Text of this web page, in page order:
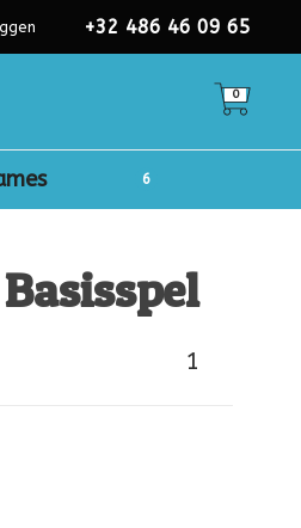
+32 486 46 09 65
0
1